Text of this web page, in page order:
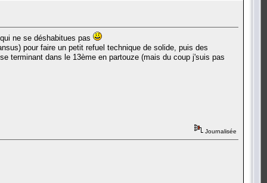
ne se déshabitues pas
pour faire un petit refuel technique de solide, puis des
terminant dans le 13ème en partouze (mais du coup j'suis pas
Journalisée